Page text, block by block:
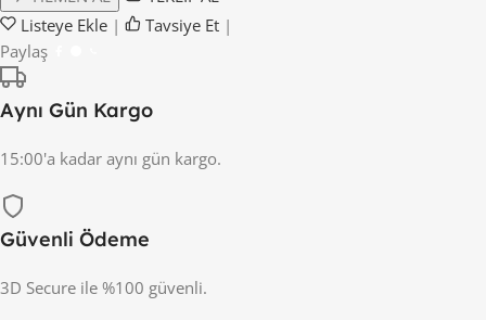
Listeye Ekle | Tavsiye Et |
Paylaş
Aynı Gün Kargo
15:00'a kadar aynı gün kargo.
Güvenli Ödeme
3D Secure ile %100 güvenli.